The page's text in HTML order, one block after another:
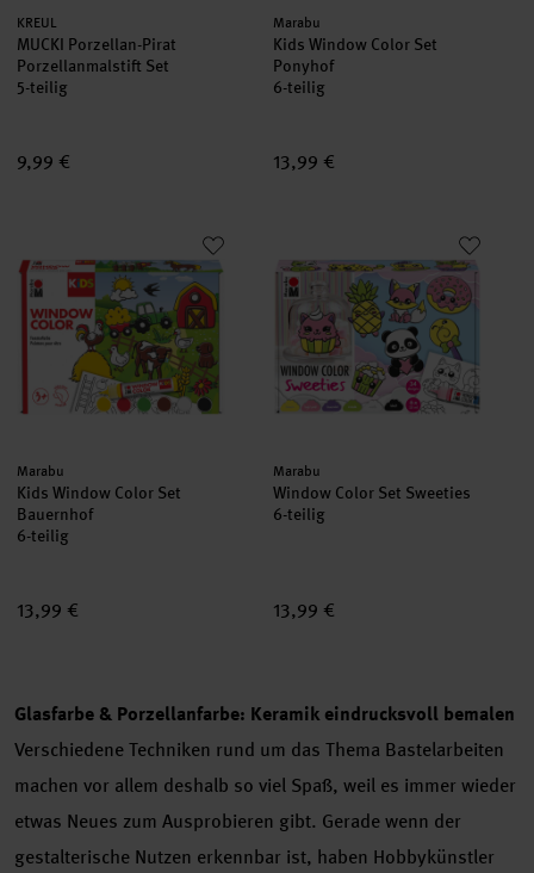
Hersteller:
KREUL
MUCKI Porzellan-Pirat
Porzellanmalstift Set
5-teilig
9,99 €
Hersteller:
Marabu
Kids Window Color Set
Ponyhof
6-teilig
13,99 €
Kids Window Color Set Bauernhof
Hersteller:
Marabu
Kids Window Color Set
Bauernhof
6-teilig
13,99 €
Window Color Set Sweeties
Hersteller:
Marabu
Window Color Set Sweeties
6-teilig
13,99 €
Glasfarbe & Porzellanfarbe: Keramik eindrucksvoll bemalen
Verschiedene Techniken rund um das Thema Bastelarbeiten
machen vor allem deshalb so viel Spaß, weil es immer wieder
etwas Neues zum Ausprobieren gibt. Gerade wenn der
gestalterische Nutzen erkennbar ist, haben Hobbykünstler